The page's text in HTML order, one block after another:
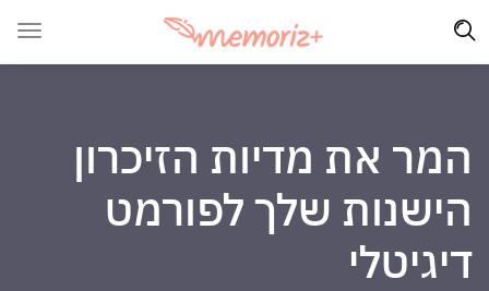
המר את מדיות הזיכרון
הישנות שלך לפורמט
דיגיטלי